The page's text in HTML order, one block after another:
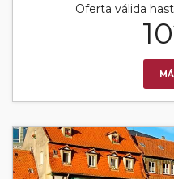
Oferta válida